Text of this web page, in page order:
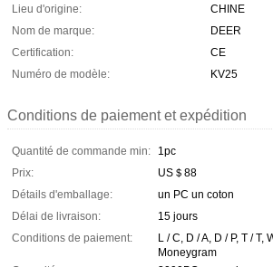
Lieu d'origine:
CHINE
Nom de marque:
DEER
Certification:
CE
Numéro de modèle:
KV25
Conditions de paiement et expédition
Quantité de commande min:
1pc
Prix:
US＄88
Détails d'emballage:
un PC un coton
Délai de livraison:
15 jours
Conditions de paiement:
L / C, D / A, D / P, T / T,
Moneygram